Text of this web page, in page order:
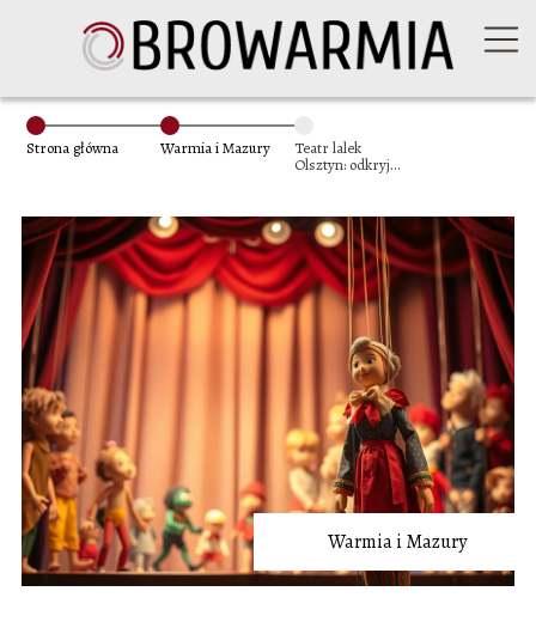
Strona główna Warmia i Mazury
Teatr lalek
Olsztyn: odkryj
dzieci i dorosłych
Warmia i Mazury